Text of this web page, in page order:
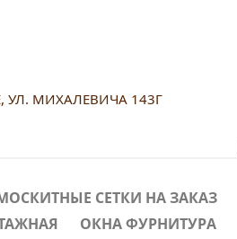
УЛ. МИХАЛЕВИЧА 143Г
СЕТКИ НА ЗАКАЗ
ОКНА ФУРНИТУРА